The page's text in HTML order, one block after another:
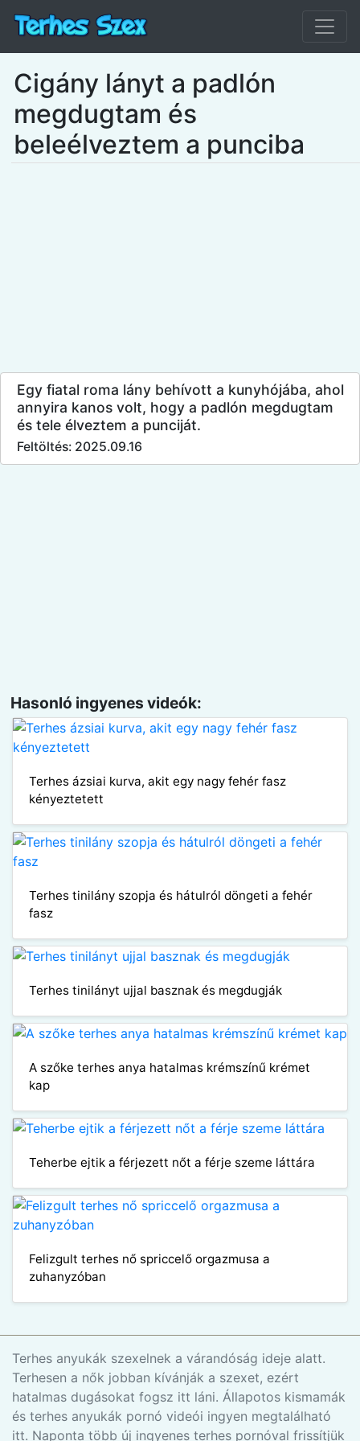
Cigány lányt a padlón
megdugtam és
beleélveztem a punciba
Egy fiatal roma lány behívott a kunyhójába, ahol
annyira kanos volt, hogy a padlón megdugtam
és tele élveztem a punciját.
Feltöltés: 2025.09.16
Hasonló ingyenes videók:
Terhes ázsiai kurva, akit egy nagy fehér fasz
kényeztetett
Terhes tinilány szopja és hátulról döngeti a fehér
fasz
Terhes tinilányt ujjal basznak és megdugják
A szőke terhes anya hatalmas krémszínű krémet
kap
Teherbe ejtik a férjezett nőt a férje szeme láttára
Felizgult terhes nő spriccelő orgazmusa a
zuhanyzóban
Terhes anyukák szexelnek a várandóság ideje alatt.
Terhesen a nők jobban kívánják a szexet, ezért
hatalmas dugásokat fogsz itt láni. Állapotos kismamák
és terhes anyukák pornó videói ingyen megtalálható
itt. Naponta több új ingyenes terhes pornóval frissítjük